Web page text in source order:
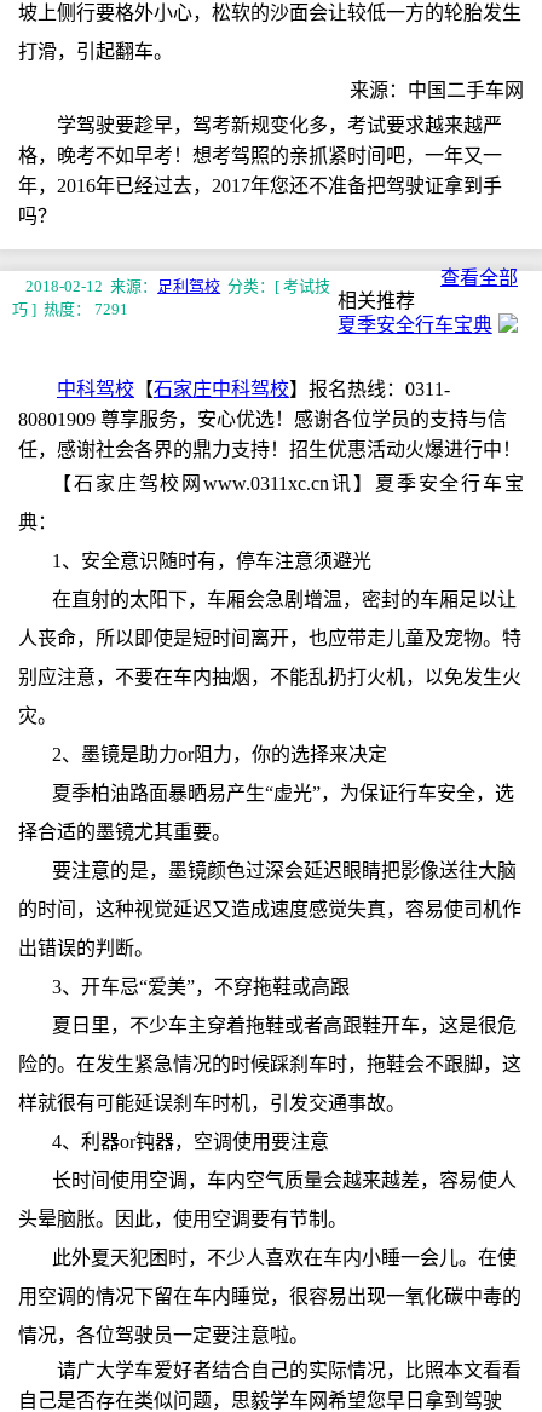
坡上侧行要格外小心，松软的沙面会让较低一方的轮胎发生
打滑，引起翻车。
来源：中国二手车网
学驾驶要趁早，驾考新规变化多，考试要求越来越严
格，晚考不如早考！想考驾照的亲抓紧时间吧，一年又一
年，2016年已经过去，2017年您还不准备把驾驶证拿到手
吗？
2018-02-12 来源： 足利驾校 分类：[ 考试技
巧 ] 热度： 7291
查看全部
相关推荐
夏季安全行车宝典
中科驾校 【石家庄中科驾校】报名热线：0311-
80801909 尊享服务，安心优选！感谢各位学员的支持与信
任，感谢社会各界的鼎力支持！招生优惠活动火爆进行中！
【石家庄驾校网www.0311xc.cn讯】夏季安全行车宝
典：
1、安全意识随时有，停车注意须避光
在直射的太阳下，车厢会急剧增温，密封的车厢足以让
人丧命，所以即使是短时间离开，也应带走儿童及宠物。特
别应注意，不要在车内抽烟，不能乱扔打火机，以免发生火
灾。
2、墨镜是助力or阻力，你的选择来决定
夏季柏油路面暴晒易产生“虚光”，为保证行车安全，选
择合适的墨镜尤其重要。
要注意的是，墨镜颜色过深会延迟眼睛把影像送往大脑
的时间，这种视觉延迟又造成速度感觉失真，容易使司机作
出错误的判断。
3、开车忌“爱美”，不穿拖鞋或高跟
夏日里，不少车主穿着拖鞋或者高跟鞋开车，这是很危
险的。在发生紧急情况的时候踩刹车时，拖鞋会不跟脚，这
样就很有可能延误刹车时机，引发交通事故。
4、利器or钝器，空调使用要注意
长时间使用空调，车内空气质量会越来越差，容易使人
头晕脑胀。因此，使用空调要有节制。
此外夏天犯困时，不少人喜欢在车内小睡一会儿。在使
用空调的情况下留在车内睡觉，很容易出现一氧化碳中毒的
情况，各位驾驶员一定要注意啦。
请广大学车爱好者结合自己的实际情况，比照本文看看
自己是否存在类似问题，思毅学车网希望您早日拿到驾驶